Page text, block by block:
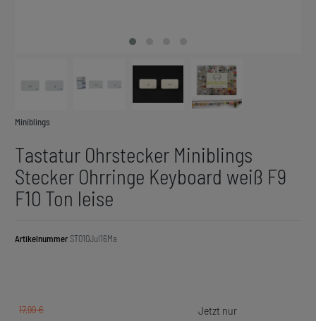
Miniblings
Tastatur Ohrstecker Miniblings
Stecker Ohrringe Keyboard weiß F9
F10 Ton leise
ArtikelnummerST010Jul16Ma
17,99 €